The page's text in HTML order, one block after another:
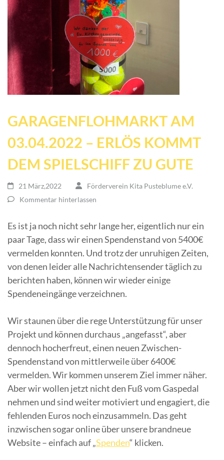
GARAGENFLOHMARKT AM
03.04.2022 – ERLÖS KOMMT
DEM SPIELSCHIFF ZU GUTE
21 März,2022
Förderverein Kita Pusteblume e.V.
Kommentar hinterlassen
Es ist ja noch nicht sehr lange her, eigentlich nur ein
paar Tage, dass wir einen Spendenstand von 5400€
vermelden konnten. Und trotz der unruhigen Zeiten,
von denen leider alle Nachrichtensender täglich zu
berichten haben, können wir wieder einige
Spendeneingänge verzeichnen.
Wir staunen über die rege Unterstützung für unser
Projekt und können durchaus „angefasst“, aber
dennoch hocherfreut, einen neuen Zwischen-
Spendenstand von mittlerweile über 6400€
vermelden. Wir kommen unserem Ziel immer näher.
Aber wir wollen jetzt nicht den Fuß vom Gaspedal
nehmen und sind weiter motiviert und engagiert, die
fehlenden Euros noch einzusammeln. Das geht
inzwischen sogar online über unsere brandneue
Website – einfach auf „Spenden“ klicken.